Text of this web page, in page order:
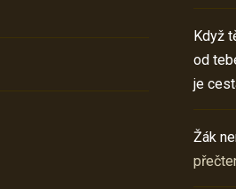
Když
od
je
Žák